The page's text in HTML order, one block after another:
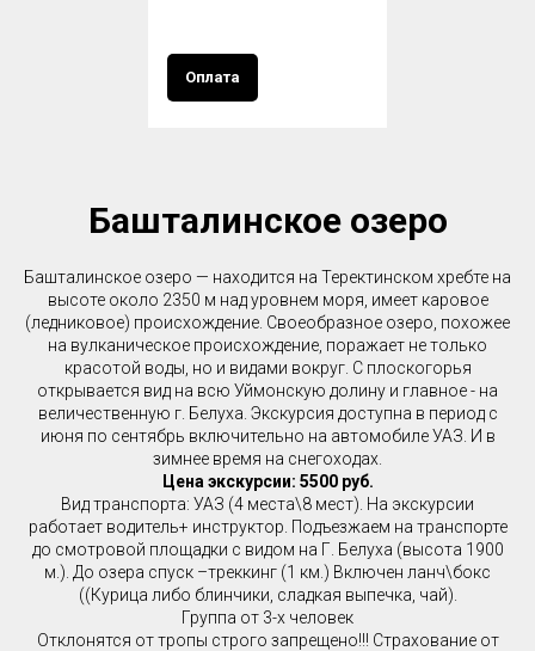
Оплата
Башталинское озеро
Башталинское озеро — находится на Теректинском хребте на
высоте около 2350 м над уровнем моря, имеет каровое
(ледниковое) происхождение. Своеобразное озеро, похожее
на вулканическое происхождение, поражает не только
красотой воды, но и видами вокруг. С плоскогорья
открывается вид на всю Уймонскую долину и главное - на
величественную г. Белуха. Экскурсия доступна в период с
июня по сентябрь включительно на автомобиле УАЗ. И в
зимнее время на снегоходах.
Цена экскурсии: 5500 руб.
Вид транспорта: УАЗ (4 места\8 мест). На экскурсии
работает водитель+ инструктор. Подъезжаем на транспорте
до смотровой площадки с видом на Г. Белуха (высота 1900
м.). До озера спуск –треккинг (1 км.) Включен ланч\бокс
((Курица либо блинчики, сладкая выпечка, чай).
Группа от 3-х человек
Отклонятся от тропы строго запрещено!!! Страхование от